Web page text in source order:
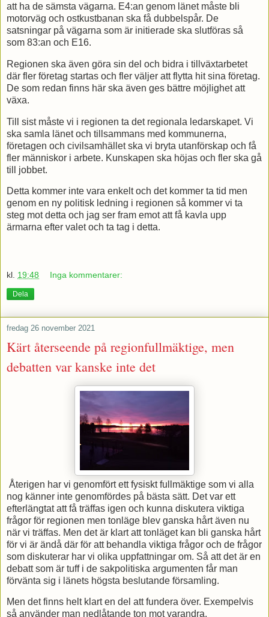
att ha de sämsta vägarna. E4:an genom länet måste bli
motorväg och ostkustbanan ska få dubbelspår. De
satsningar på vägarna som är initierade ska slutföras så
som 83:an och E16.
Regionen ska även göra sin del och bidra i tillväxtarbetet
där fler företag startas och fler väljer att flytta hit sina företag.
De som redan finns här ska även ges bättre möjlighet att
växa.
Till sist måste vi i regionen ta det regionala ledarskapet. Vi
ska samla länet och tillsammans med kommunerna,
företagen och civilsamhället ska vi bryta utanförskap och få
fler människor i arbete. Kunskapen ska höjas och fler ska gå
till jobbet.
Detta kommer inte vara enkelt och det kommer ta tid men
genom en ny politisk ledning i regionen så kommer vi ta
steg mot detta och jag ser fram emot att få kavla upp
ärmarna efter valet och ta tag i detta.
kl. 19:48 Inga kommentarer:
Dela
fredag 26 november 2021
Kärt återseende på regionfullmäktige, men
debatten var kanske inte det
Återigen har vi genomfört ett fysiskt fullmäktige som vi alla
nog känner inte genomfördes på bästa sätt. Det var ett
efterlängtat att få träffas igen och kunna diskutera viktiga
frågor för regionen men tonläge blev ganska hårt även nu
när vi träffas. Men det är klart att tonläget kan bli ganska hårt
för vi är ändå där för att behandla viktiga frågor och de frågor
som diskuterar har vi olika uppfattningar om. Så att det är en
debatt som är tuff i de sakpolitiska argumenten får man
förvänta sig i länets högsta beslutande församling.
Men det finns helt klart en del att fundera över. Exempelvis
så använder man nedlåtande ton mot varandra.